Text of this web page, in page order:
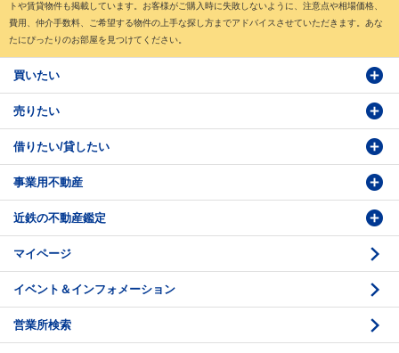
トや賃貸物件も掲載しています。お客様がご購入時に失敗しないように、注意点や相場価格、
費用、仲介手数料、ご希望する物件の上手な探し方までアドバイスさせていただきます。あな
たにぴったりのお部屋を見つけてください。
買いたい
物件検索
物件番号検索
投資・事業用検索
購入のお問い合わせ
売りたい
価格査定依頼
売却相談
借りたい/貸したい
賃貸物件検索
学園前賃貸センター
賃貸借のお問い合わせ
事業用不動産
購入・売却の流れ
収益不動産の取扱
底地の資産性
相続と不動産
近鉄の不動産鑑定
時価評価支援
鑑定評価ご相談例
鑑定評価の流れ
マイページ
イベント＆インフォメーション
営業所検索